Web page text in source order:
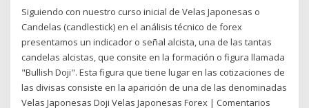
Siguiendo con nuestro curso inicial de Velas Japonesas o
Candelas (candlestick) en el análisis técnico de forex
presentamos un indicador o señal alcista, una de las tantas
candelas alcistas, que consite en la formación o figura llamada
"Bullish Doji". Esta figura que tiene lugar en las cotizaciones de
las divisas consiste en la aparición de una de las denominadas
Velas Japonesas Doji Velas Japonesas Forex | Comentarios